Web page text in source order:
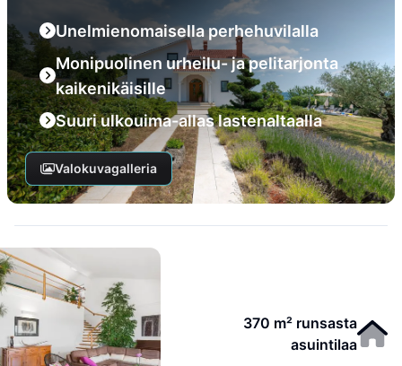
Unelmienomaisella perhehuvilalla
Monipuolinen urheilu- ja pelitarjonta
kaikenikäisille
Suuri ulkouima-allas lastenaltaalla
Valokuvagalleria
370 m² runsasta
asuintilaa